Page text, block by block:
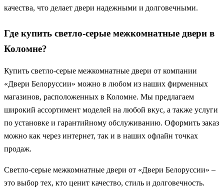
качества, что делает двери надежными и долговечными.
Где купить светло-серые межкомнатные двери в
Коломне?
Купить светло-серые межкомнатные двери от компании
«Двери Белоруссии» можно в любом из наших фирменных
магазинов, расположенных в Коломне. Мы предлагаем
широкий ассортимент моделей на любой вкус, а также услуги
по установке и гарантийному обслуживанию. Оформить заказ
можно как через интернет, так и в наших офлайн точках
продаж.
Светло-серые межкомнатные двери от «Двери Белоруссии» –
это выбор тех, кто ценит качество, стиль и долговечность.